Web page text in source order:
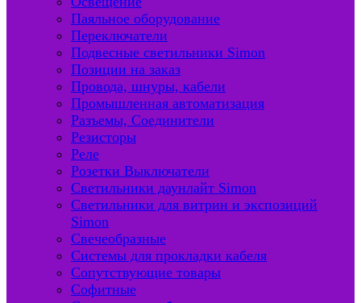
Паяльное оборудование
Переключатели
Подвесные светильники Simon
Позиции на заказ
Провода, шнуры, кабели
Промышленная автоматизация
Разъемы, Соединители
Резисторы
Реле
Розетки Выключатели
Светильники даунлайт Simon
Светильники для витрин и экспозиций
Simon
Свечеобразные
Системы для прокладки кабеля
Сопутствующие товары
Софитные